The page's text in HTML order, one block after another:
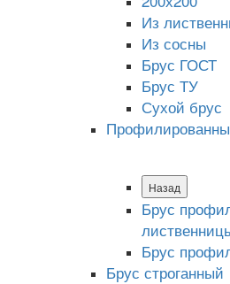
Из
Из сосны
Брус ГОСТ
Брус ТУ
Сухой брус
Назад
Брус
Брус
Брус строганный